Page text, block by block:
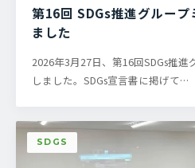
第16回 SDGs推進グルー
ました
2026年3月27日、第16回SDGs推
しました。SDGs宣言書に掲げて…
SDGS